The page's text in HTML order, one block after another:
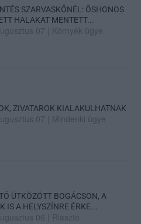
SZARVASKŐNÉL: ŐSHONOS
HALAKAT MENTETT...
07 Környék ügye
ZIVATAROK KIALAKULHATNAK
07 Mindenki ügye
ÜTKÖZÖTT BOGÁCSON, A
IS A HELYSZÍNRE ÉRKE...
06 Riasztó